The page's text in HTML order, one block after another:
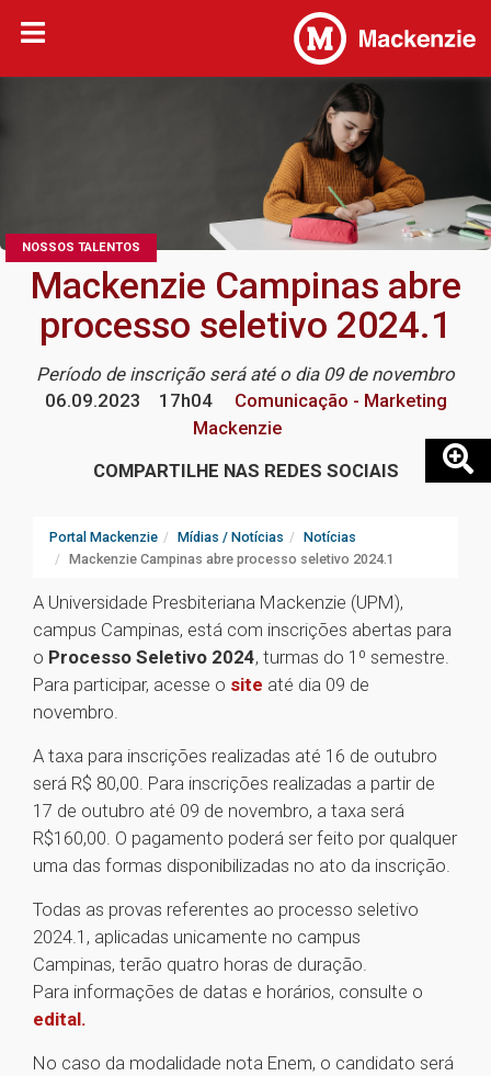
NOSSOS TALENTOS
Mackenzie Campinas abre
processo seletivo 2024.1
Período de inscrição será até o dia 09 de novembro
06.09.2023
17h04
Comunicação - Marketing
Mackenzie
COMPARTILHE NAS REDES SOCIAIS
Portal Mackenzie Mídias / Notícias
Notícias
Mackenzie Campinas abre processo seletivo 2024.1
A Universidade Presbiteriana Mackenzie (UPM),
campus Campinas, está com inscrições abertas para
o Processo Seletivo 2024, turmas do 1º semestre.
Para participar, acesse o site até dia 09 de
novembro.
A taxa para inscrições realizadas até 16 de outubro
será R$ 80,00. Para inscrições realizadas a partir de
17 de outubro até 09 de novembro, a taxa será
R$160,00. O pagamento poderá ser feito por qualquer
uma das formas disponibilizadas no ato da inscrição.
Todas as provas referentes ao processo seletivo
2024.1, aplicadas unicamente no campus
Campinas, terão quatro horas de duração.
Para informações de datas e horários, consulte o
edital.
No caso da modalidade nota Enem, o candidato será